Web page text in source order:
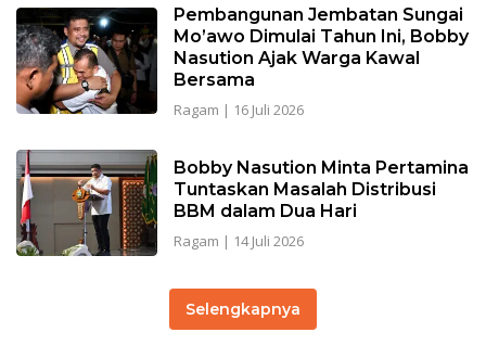
Pembangunan Jembatan Sungai
Mo’awo Dimulai Tahun Ini, Bobby
Nasution Ajak Warga Kawal
Bersama
Ragam | 16 Juli 2026
Bobby Nasution Minta Pertamina
Tuntaskan Masalah Distribusi
BBM dalam Dua Hari
Ragam | 14 Juli 2026
Selengkapnya